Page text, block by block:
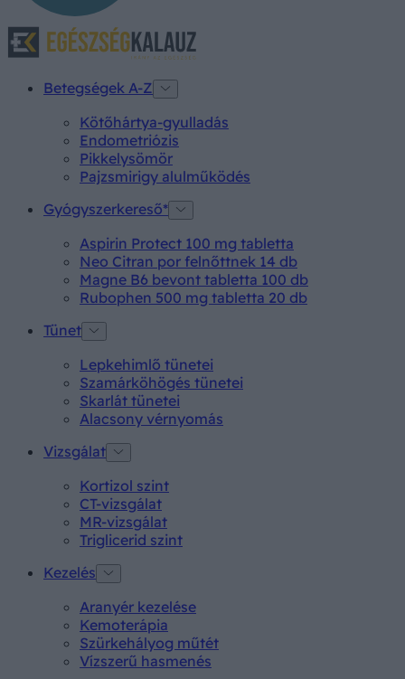
Betegségek A-Z
Kötőhártya-gyulladás
Endometriózis
Pikkelysömör
Pajzsmirigy alulműködés
Gyógyszerkereső*
Aspirin Protect 100 mg tabletta
Neo Citran por felnőttnek 14 db
Magne B6 bevont tabletta 100 db
Rubophen 500 mg tabletta 20 db
Tünet
Lepkehimlő tünetei
Szamárköhögés tünetei
Skarlát tünetei
Alacsony vérnyomás
Vizsgálat
Kortizol szint
CT-vizsgálat
MR-vizsgálat
Triglicerid szint
Kezelés
Aranyér kezelése
Kemoterápia
Szürkehályog műtét
Vízszerű hasmenés